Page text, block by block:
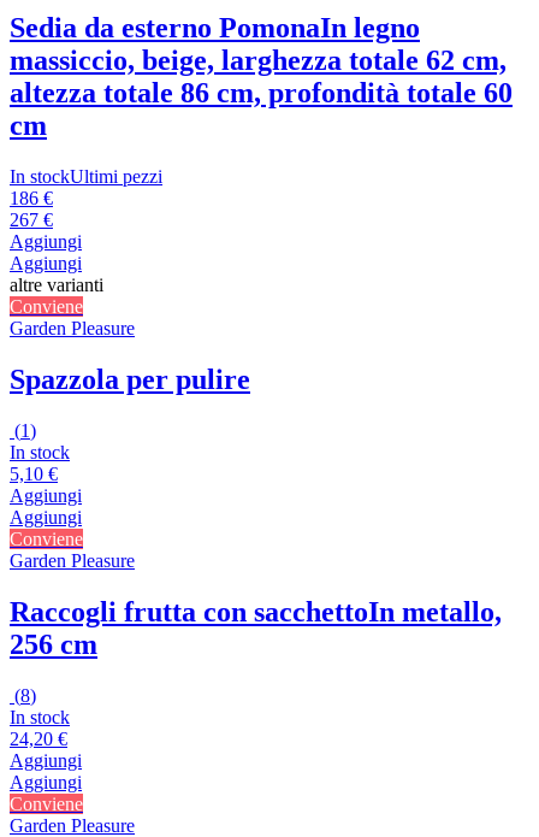
Sedia da esterno PomonaIn legno
massiccio, beige, larghezza totale 62 cm,
altezza totale 86 cm, profondità totale 60
cm
In stockUltimi pezzi
186 €
267 €
Aggiungi
Aggiungi
altre varianti
Conviene
Garden Pleasure
Spazzola per pulire
(1)
In stock
5,10 €
Aggiungi
Aggiungi
Conviene
Garden Pleasure
Raccogli frutta con sacchettoIn metallo,
256 cm
(8)
In stock
24,20 €
Aggiungi
Aggiungi
Conviene
Garden Pleasure